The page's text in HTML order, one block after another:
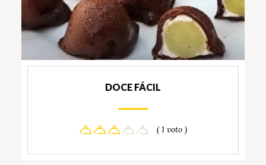
DOCE FÁCIL
( 1 voto )